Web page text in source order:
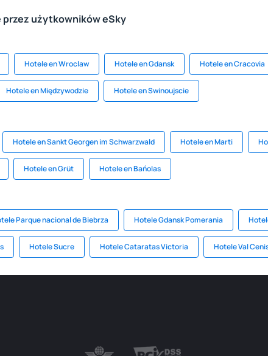
użytkowników eSky
Hotele en Wroclaw Hotele en Gdansk Hotele en Cracovia
Hotele en Międzywodzie Hotele en Swinoujscie
Hotele en Sankt Georgen im Schwarzwald Hotele en Marti
Hotele en Grüt Hotele en Bańolas
Parque nacional de Biebrza Hotele Gdansk Pomerania
Hotele Sucre Hotele Cataratas Victoria Hotele Val